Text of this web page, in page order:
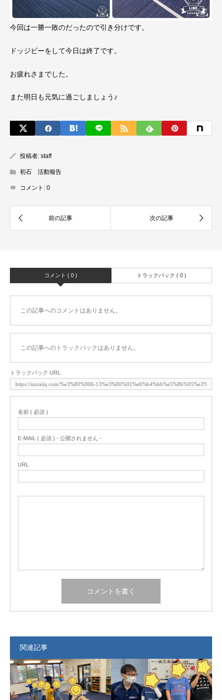
今回は一勝一敗のだったので引き分けです。
ドッジビーをして今日は終了です。
お疲れさまでした。
また明日も元気に過ごしましょう♪
投稿者: staff
初石 活動報告
コメント: 0
コメント ( 0 ) トラックバック ( 0 )
この記事へのコメントはありません。
この記事へのトラックバックはありません。
トラックバック URL
名前 ( 必須 )
E-MAIL ( 必須 ) - 公開されません -
URL
関連記事